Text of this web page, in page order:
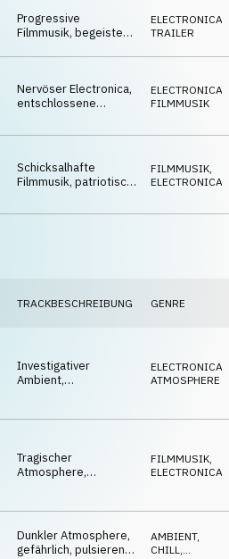
Progressive
Filmmusik, begeistert,
entschlossen, cool
ELECTRONICA
TRAILER
Nervöser Electronica,
entschlossene
energisch
ELECTRONICA
FILMMUSIK
Schicksalhafte
Filmmusik, patriotisch,
melancholisch, stolz
FILMMUSIK
ELECTRONICA
TRACKBESCHREIBUNG GENRE
Investigativer
Ambient,
Verhandlungen
ELECTRONICA
ATMOSPHERE
Tragischer
Atmosphere,
keinen anderen
Ausweg
FILMMUSIK,
ELECTRONICA
Dunkler Atmosphere,
gefährlich, pulsierend,
AMBIENT,
CHILL